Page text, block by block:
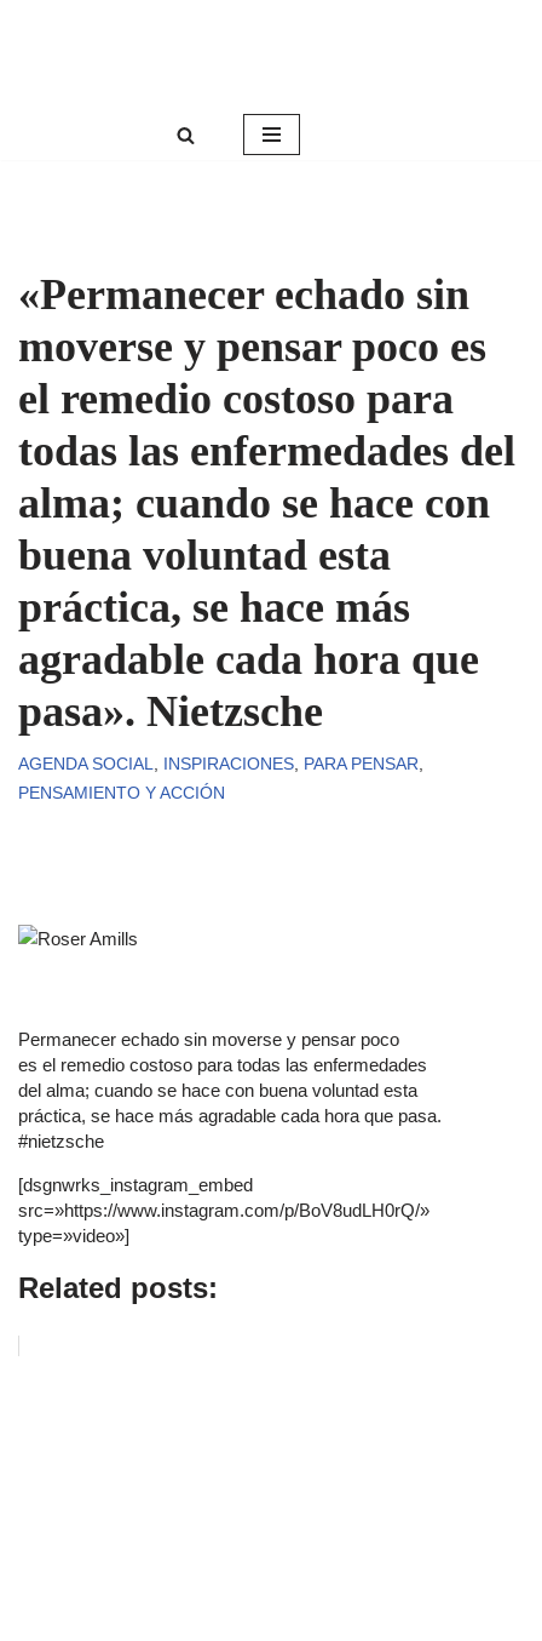
«Permanecer echado sin
moverse y pensar poco es
el remedio costoso para
todas las enfermedades del
alma; cuando se hace con
buena voluntad esta
práctica, se hace más
agradable cada hora que
pasa». Nietzsche
AGENDA SOCIAL, INSPIRACIONES, PARA PENSAR,
PENSAMIENTO Y ACCIÓN
Permanecer echado sin moverse y pensar poco
es el remedio costoso para todas las enfermedades
del alma; cuando se hace con buena voluntad esta
práctica, se hace más agradable cada hora que pasa.
#nietzsche
[dsgnwrks_instagram_embed
src=»https://www.instagram.com/p/BoV8udLH0rQ/»
type=»video»]
Related posts: